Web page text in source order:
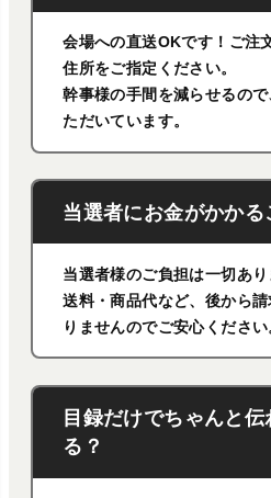
会場への直送OKです！ご注
住所をご指定ください。
幹事様の手間を減らせるの
ただいています。
当選者にお金がかかる
当選者様のご負担は一切あり
送料・商品代など、後から
りませんのでご安心ください
目録だけでちゃんと
る？